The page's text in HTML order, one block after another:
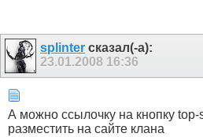
splinter сказал(-а):
23.01.2008 16:36
А можно ссылочку на кнопку
разместить на сайте клана